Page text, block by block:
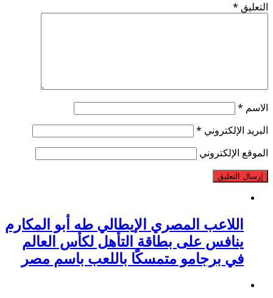
التعليق *
الاسم *
البريد الإلكتروني *
الموقع الإلكتروني
اللاعب المصري الإيطالي طه أبو المكارم
ينافس على بطاقة التأهل لكأس العالم
في برجامو متمسكًا باللعب باسم مصر